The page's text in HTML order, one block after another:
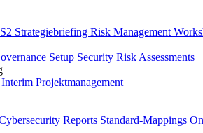
Strategiebriefing Risk Management
Setup Security Risk Assessments
Interim Projektmanagement
Reports Standard-Mappings